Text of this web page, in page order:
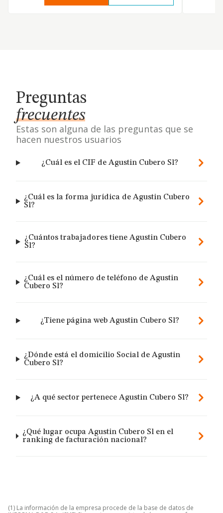
Preguntas
frecuentes
Estas son alguna de las preguntas que se
hacen nuestros usuarios
¿Cuál es el CIF de Agustin Cubero Sl?
¿Cuál es la forma jurídica de Agustin Cubero
Sl?
¿Cuántos trabajadores tiene Agustin Cubero
Sl?
¿Cuál es el número de teléfono de Agustin
Cubero Sl?
¿Tiene página web Agustin Cubero Sl?
¿Dónde está el domicilio Social de Agustin
Cubero Sl?
¿A qué sector pertenece Agustin Cubero Sl?
¿Qué lugar ocupa Agustin Cubero Sl en el
ranking de facturación nacional?
(1) La información de la empresa procede de la base de datos de